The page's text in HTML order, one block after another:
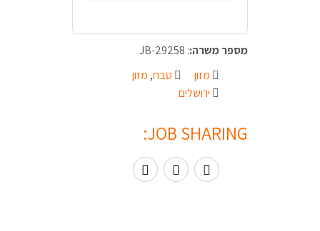
מספר משרה:: JB-29258
מזון
טבח, מזון
ירושלים
JOB SHARING: